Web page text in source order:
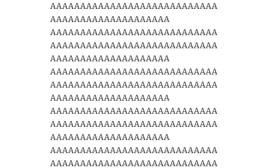
AAAAAAAAAAAAAAAAAAAAAAAAAAAA
AAAAAAAAAAAAAAAAAAAA
AAAAAAAAAAAAAAAAAAAAAAAAAAAA
AAAAAAAAAAAAAAAAAAAAAAAAAAAA
AAAAAAAAAAAAAAAAAAAA
AAAAAAAAAAAAAAAAAAAAAAAAAAAA
AAAAAAAAAAAAAAAAAAAAAAAAAAAA
AAAAAAAAAAAAAAAAAAAA
AAAAAAAAAAAAAAAAAAAAAAAAAAAA
AAAAAAAAAAAAAAAAAAAAAAAAAAAA
AAAAAAAAAAAAAAAAAAAA
AAAAAAAAAAAAAAAAAAAAAAAAAAAA
AAAAAAAAAAAAAAAAAAAAAAAAAAAA